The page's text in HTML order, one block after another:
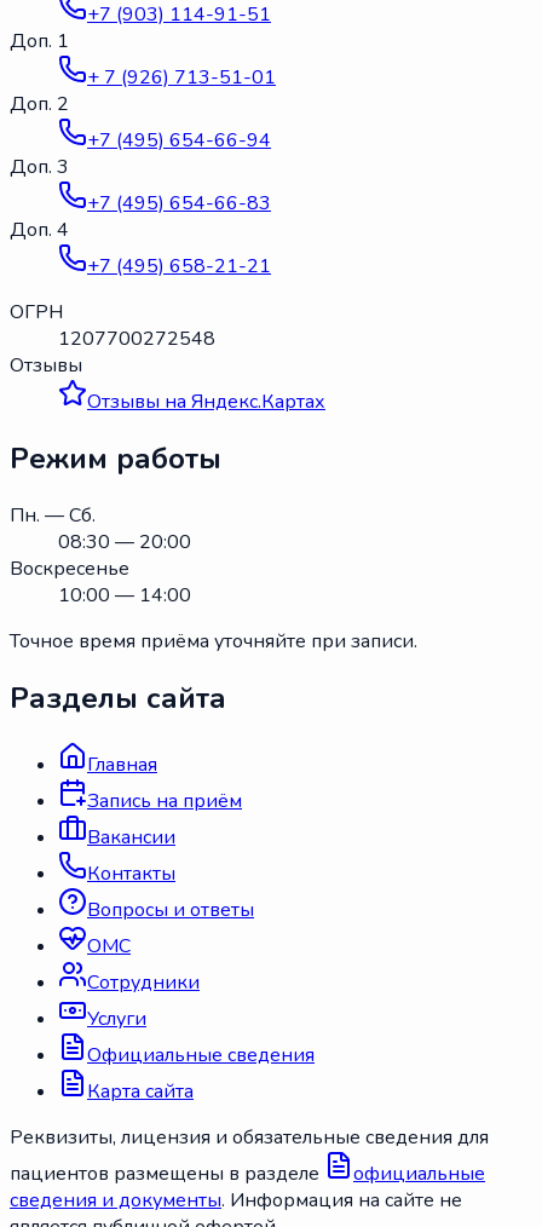
+7 (903) 114-91-51
Доп. 1
+ 7 (926) 713-51-01
Доп. 2
+7 (495) 654-66-94
Доп. 3
+7 (495) 654-66-83
Доп. 4
+7 (495) 658-21-21
ОГРН
1207700272548
Отзывы
Отзывы на Яндекс.Картах
Режим работы
Пн. — Сб.
08:30 — 20:00
Воскресенье
10:00 — 14:00
Точное время приёма уточняйте при записи.
Разделы сайта
Главная
Запись на приём
Вакансии
Контакты
Вопросы и ответы
ОМС
Сотрудники
Услуги
Официальные сведения
Карта сайта
Реквизиты, лицензия и обязательные сведения для
пациентов размещены в разделе
официальные
сведения и документы. Информация на сайте не